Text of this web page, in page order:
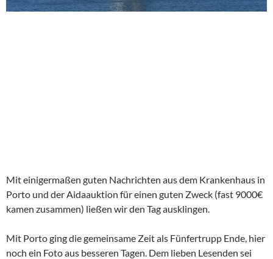
Mit einigermaßen guten Nachrichten aus dem Krankenhaus in
Porto und der Aidaauktion für einen guten Zweck (fast 9000€
kamen zusammen) ließen wir den Tag ausklingen.
Mit Porto ging die gemeinsame Zeit als Fünfertrupp Ende, hier
noch ein Foto aus besseren Tagen. Dem lieben Lesenden sei